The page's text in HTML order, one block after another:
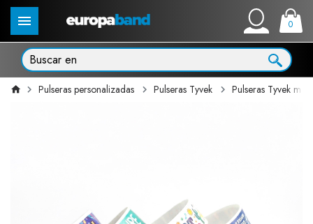
0
Pulseras personalizadas Pulseras Tyvek Pulseras Tyvek